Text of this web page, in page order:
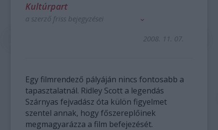
Kultúrpart
a szerző friss bejegyzései
2008. 11. 07.
Egy filmrendező pályáján nincs fontosabb a
tapasztalatnál. Ridley Scott a legendás
Szárnyas fejvadász óta külön figyelmet
szentel annak, hogy főszereplőinek
megmagyarázza a film befejezését.